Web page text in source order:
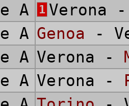
A 1 Verona
A Genoa -
A Verona -
A Verona -